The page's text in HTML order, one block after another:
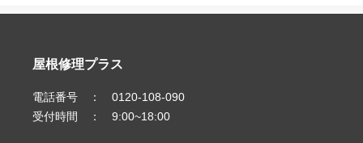
屋根修理プラス
電話番号 ： 0120-108-090
受付時間 ： 9:00~18:00